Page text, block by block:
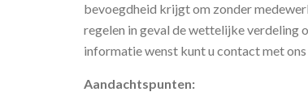
bevoegdheid krijgt om zonder
regelen in geval de wettelijke verdeling
informatie wenst kunt u contact met
Aandachtspunten: